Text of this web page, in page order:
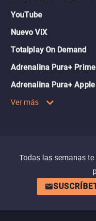
YouTube
Nuevo ViX
Totalplay On Demand
Adrenalina Pura+
Adrenalina Pura+
Ver más
Todas las semanas